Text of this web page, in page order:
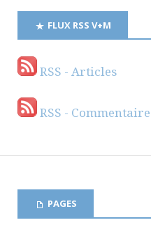
FLUX RSS V+M
RSS - Articles
RSS -
PAGES